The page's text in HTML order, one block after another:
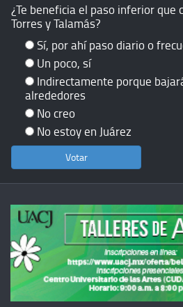
¿Te beneficia el paso inferior que
Torres y Talamás?
Sí, por ahí paso diario o
Un poco, sí
Indirectamente porque
alrededores
No creo
No estoy en Juárez